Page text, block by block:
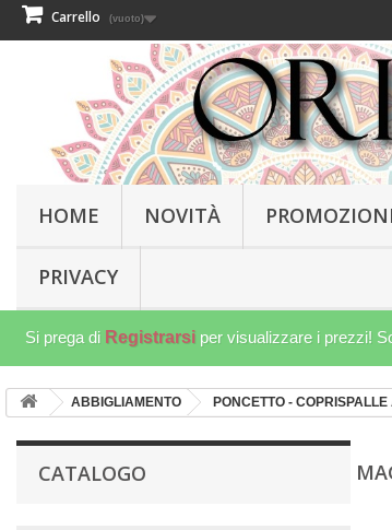
Carrello (vuoto)
HOME NOVITÀ PROMOZIONI
PRIVACY
Si prega di Registrarsi per visualizzare i prezzi!
ABBIGLIAMENTO PONCETTO - COPRISPALLE
CATALOGO